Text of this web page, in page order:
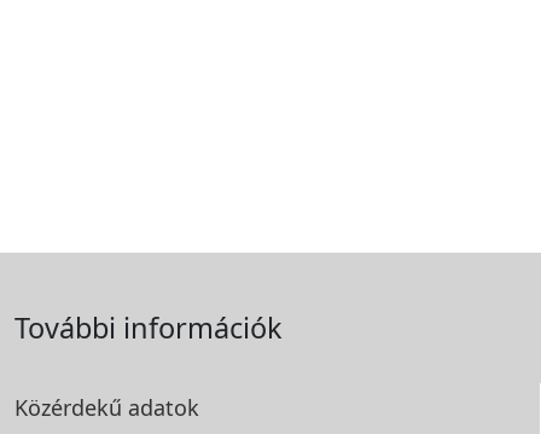
További információk
Közérdekű adatok